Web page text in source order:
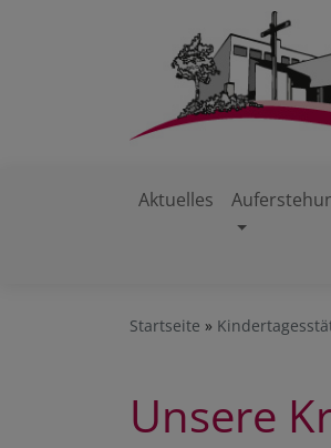
Aktuelles
Startseite
Unsere